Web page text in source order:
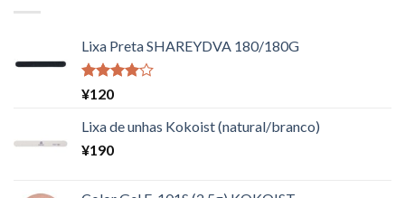
Lixa Preta SHAREYDVA 180/180G
Avaliação
5
¥120
Lixa de unhas Kokoist (natural/branco)
¥190